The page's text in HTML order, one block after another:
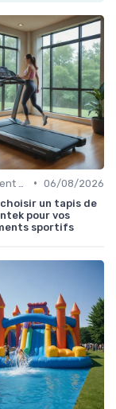
• 06/08/2026
un tapis de
pour vos
sportifs